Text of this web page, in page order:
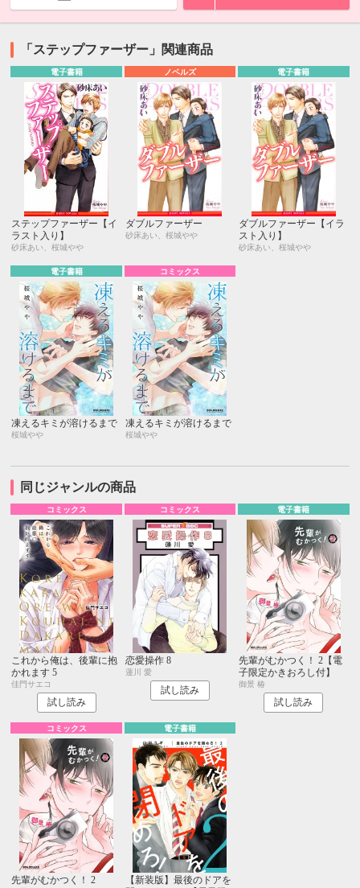
「ステップファーザー」関連商品
電子書籍
ステップファーザー【イ
ラスト入り】
砂床あい、桜城やや
ノベルズ
ダブルファーザー
砂床あい、桜城やや
電子書籍
ダブルファーザー【イラ
スト入り】
砂床あい、桜城やや
電子書籍
凍えるキミが溶けるまで
桜城やや
コミックス
凍えるキミが溶けるまで
桜城やや
同じジャンルの商品
コミックス
これから俺は、後輩に抱
かれます 5
佳門サエコ
試し読み
コミックス
恋愛操作 8
蓮川 愛
試し読み
電子書籍
先輩がむかつく！ 2【電
子限定かきおろし付】
御景 椿
試し読み
コミックス
先輩がむかつく！ 2
電子書籍
【新装版】最後のドアを